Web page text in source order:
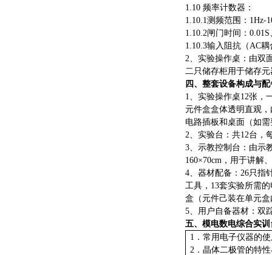
1.10 频率计数器：
1.10.1测频范围：1Hz-
1.10.2闸门时间：
1.10.3输入阻抗（AC
2、实验操作桌：由双
二只储存柜用于储存
四、整套设备构成与
1、实验操作桌12张，
元件盒盒体透明直观
电路插板和桌面（如
2、实验台：共12台，
3、示教控制台：由示
160×70cm，用于讲解
4、器材配备：26只指
工具，13套实验所需
盒（元件己装在单元
5、用户自备器材：双
五、 模电数电综合实训
1．常用电子仪器的
2．晶体二极管的特